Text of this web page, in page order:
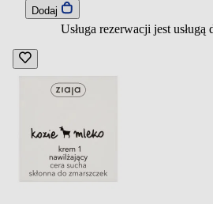
Dodaj
Usługa rezerwacji jest usługą